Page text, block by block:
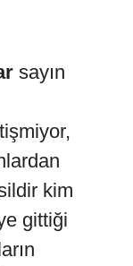
sayın
kim
gittiği